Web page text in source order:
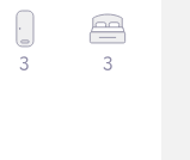
3 3